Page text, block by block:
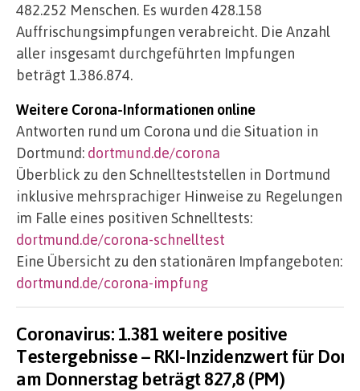
482.252 Menschen. Es wurden 428.158
Auffrischungsimpfungen verabreicht. Die Anzahl
aller insgesamt durchgeführten Impfungen
beträgt 1.386.874.
Weitere Corona-Informationen online
Antworten rund um Corona und die Situation in
Dortmund: dortmund.de/corona
Überblick zu den Schnellteststellen in Dortmund
inklusive mehrsprachiger Hinweise zu Regelungen
im Falle eines positiven Schnelltests:
dortmund.de/corona-schnelltest
Eine Übersicht zu den stationären Impfangeboten:
dortmund.de/corona-impfung
Coronavirus: 1.381 weitere positive
Testergebnisse – RKI-Inzidenzwert für
am Donnerstag beträgt 827,8 (PM)